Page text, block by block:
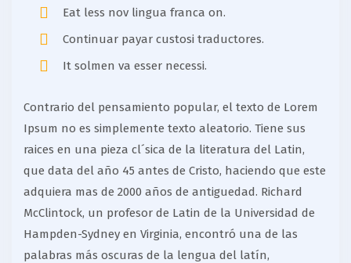
Eat less nov lingua franca on.
Continuar payar custosi traductores.
It solmen va esser necessi.
Contrario del pensamiento popular, el texto de Lorem
Ipsum no es simplemente texto aleatorio. Tiene sus
raices en una pieza cl´sica de la literatura del Latin,
que data del año 45 antes de Cristo, haciendo que este
adquiera mas de 2000 años de antiguedad. Richard
McClintock, un profesor de Latin de la Universidad de
Hampden-Sydney en Virginia, encontró una de las
palabras más oscuras de la lengua del latín,